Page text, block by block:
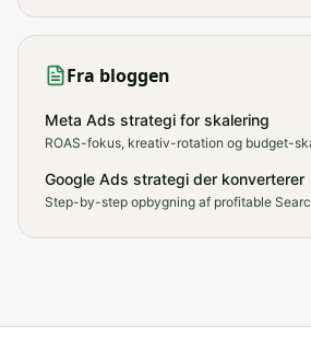
Fra bloggen
Meta Ads strategi for skalering
ROAS-fokus, kreativ-rotation og budget-
Google Ads strategi der konverterer
Step-by-step opbygning af profitable